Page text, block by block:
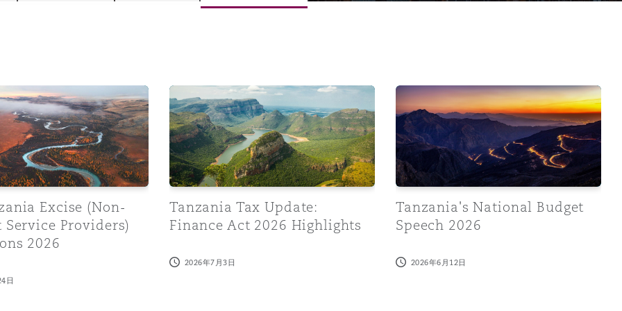
目
Excise (Non-Resident Service Providers) Regulations 2026
Excise (Non-
Service Providers)
2026
日
Tanzania Tax Update: Finance Act 2026 Highlights
Tanzania Tax Update:
Finance Act 2026 Highlights
2026年7月3日
Tanzania's National Budget Speech 2026
Tanzania's National Budget
Speech 2026
2026年6月12日